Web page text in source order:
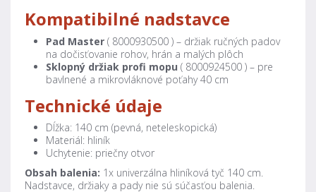
Kompatibilné nadstavce
Pad Master ( 8000930500 ) – držiak ručných padov
na dočisťovanie rohov, hrán a malých plôch
Sklopný držiak profi mopu ( 8000924500 ) – pre
bavlnené a mikrovláknové poťahy 40 cm
Technické údaje
Dĺžka: 140 cm (pevná, neteleskopická)
Materiál: hliník
Uchytenie: priečny otvor
Obsah balenia: 1x univerzálna hliníková tyč 140 cm.
Nadstavce, držiaky a pady nie sú súčasťou balenia.